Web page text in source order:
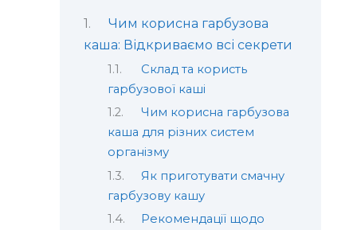
Чим корисна гарбузова
каша: Відкриваємо всі секрети
Склад та користь
гарбузової каші
Чим корисна гарбузова
каша для різних систем
організму
Як приготувати смачну
гарбузову кашу
Рекомендації щодо